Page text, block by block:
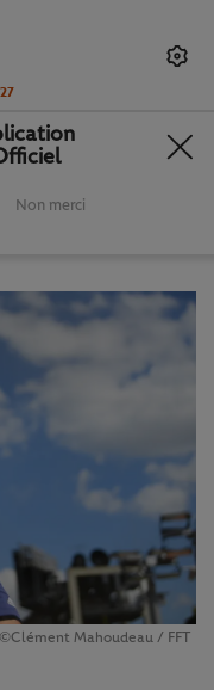
JOUR
©Clément Mahoudeau / FFT
Non merci